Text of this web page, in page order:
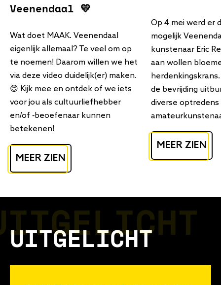
Veenendaal 💛
Wat doet MAAK. Veenendaal
eigenlijk allemaal? Te veel om op
te noemen! Daarom willen we het
via deze video duidelijk(er) maken.
😊 Kijk mee en ontdek of we iets
voor jou als cultuurliefhebber
en/of -beoefenaar kunnen
betekenen!
MEER ZIEN
Op 4 mei werd er
mogelijk
kunstenaar Eric
aan wollen
de bevrijding
diverse optredens
MEER ZIEN
UITGELICHT